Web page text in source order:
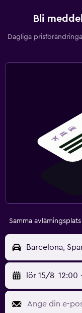
Bli
Dagliga
Samma avlämingsplats
lör 15/8 12:00